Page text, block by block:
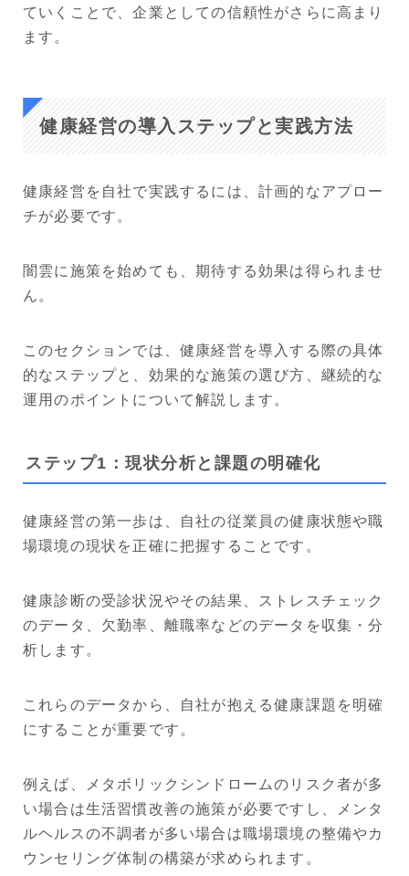
ていくことで、企業としての信頼性がさらに高まり
ます。
健康経営の導入ステップと実践方法
健康経営を自社で実践するには、計画的なアプロー
チが必要です。
闇雲に施策を始めても、期待する効果は得られませ
ん。
このセクションでは、健康経営を導入する際の具体
的なステップと、効果的な施策の選び方、継続的な
運用のポイントについて解説します。
ステップ1：現状分析と課題の明確化
健康経営の第一歩は、自社の従業員の健康状態や職
場環境の現状を正確に把握することです。
健康診断の受診状況やその結果、ストレスチェック
のデータ、欠勤率、離職率などのデータを収集・分
析します。
これらのデータから、自社が抱える健康課題を明確
にすることが重要です。
例えば、メタボリックシンドロームのリスク者が多
い場合は生活習慣改善の施策が必要ですし、メンタ
ルヘルスの不調者が多い場合は職場環境の整備やカ
ウンセリング体制の構築が求められます。